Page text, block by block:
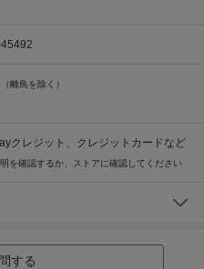
（離島を除く）
クレジット、クレジットカードなど
を確認するか、ストアに確認してください
する